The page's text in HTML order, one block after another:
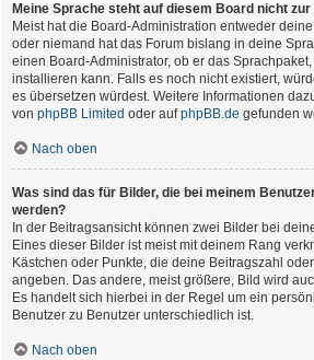
Meine Sprache steht auf diesem Board nicht
Meist hat die Board-Administration entweder
oder niemand hat das Forum bislang in deine
einen Board-Administrator, ob er das
installieren kann. Falls es noch nicht existiert,
es übersetzen würdest. Weitere Informationen
von phpBB Limited oder aufphpBB.de gefunden
Nach oben
Was sind das für Bilder, die bei meinem
werden?
In der Beitragsansicht können zwei Bilder bei
Eines dieser Bilder ist meist mit deinem Rang
Kästchen oder Punkte, die deine Beitragszahl
angeben. Das andere, meist größere, Bild wird
Es handelt sich hierbei in der Regel um ein
Benutzer zu Benutzer unterschiedlich ist.
Nach oben